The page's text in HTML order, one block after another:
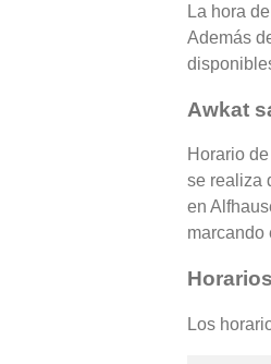
La hora
Además
Awkat
Horario
se realiza
en
marcando
Los